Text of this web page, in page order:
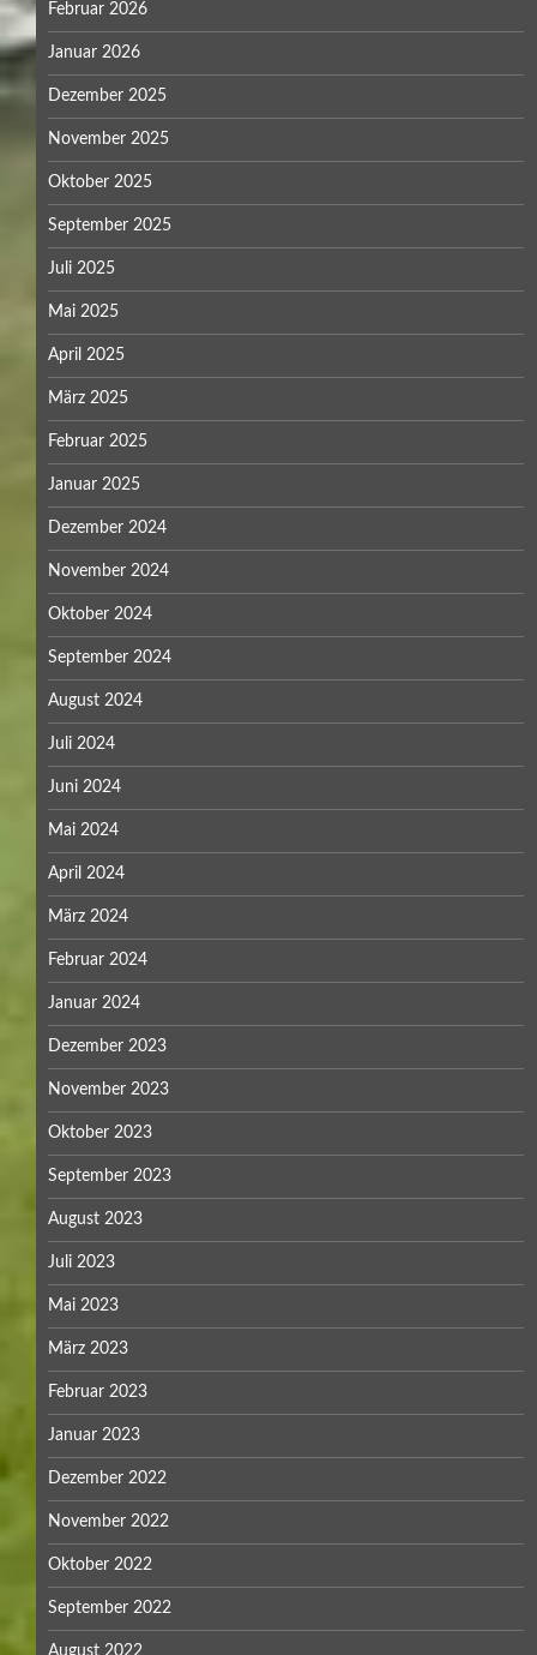
Februar 2026
Januar 2026
Dezember 2025
November 2025
Oktober 2025
September 2025
Juli 2025
Mai 2025
April 2025
März 2025
Februar 2025
Januar 2025
Dezember 2024
November 2024
Oktober 2024
September 2024
August 2024
Juli 2024
Juni 2024
Mai 2024
April 2024
März 2024
Februar 2024
Januar 2024
Dezember 2023
November 2023
Oktober 2023
September 2023
August 2023
Juli 2023
Mai 2023
März 2023
Februar 2023
Januar 2023
Dezember 2022
November 2022
Oktober 2022
September 2022
August 2022